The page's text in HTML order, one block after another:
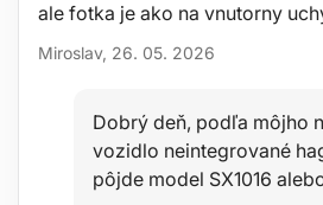
ale fotka je ako na vnutorny
Miroslav, 26. 05. 2026
Dobrý deň, podľa môjho
vozidlo neintegrované
pôjde model SX1016